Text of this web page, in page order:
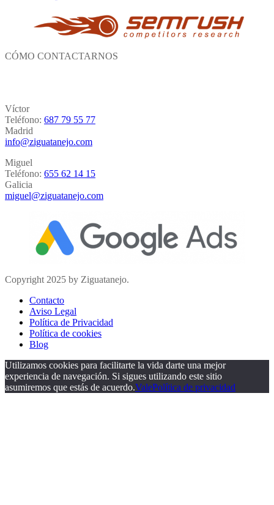
CÓMO CONTACTARNOS
Víctor
Teléfono: 687 79 55 77
Madrid
info@ziguatanejo.com
Miguel
Teléfono: 655 62 14 15
Galicia
miguel@ziguatanejo.com
Copyright 2025 by Ziguatanejo.
Contacto
Aviso Legal
Política de Privacidad
Política de cookies
Blog
Utilizamos cookies para facilitarte la vida darte una mejor
experiencia de navegación. Si sigues utilizando este sitio
asumiremos que estás de acuerdo.ValePolítica de privacidad